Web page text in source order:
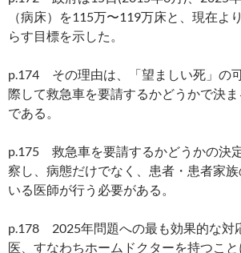
（病床）を115万〜119万床と、現在よ
らす目標を示した。
p.174 その理由は、「望ましい死」の
際して救急車を要請するかどうかで決
である。
p.175 救急車を要請するかどうかの決
察し、病態だけでなく、患者・患者家
いる医師が行う必要がある。
p.178 2025年問題への最も効果的な対
医、すなわちホームドクターを持つこと